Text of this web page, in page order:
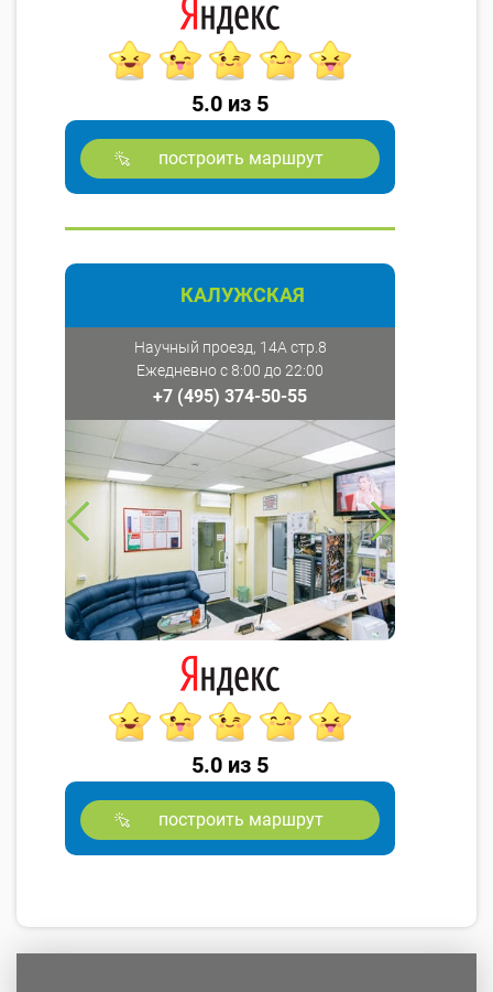
5.0 из 5
построить маршрут
КАЛУЖСКАЯ
Научный проезд, 14А стр.8
Ежедневно с 8:00 до 22:00
+7 (495) 374-50-55
5.0 из 5
построить маршрут